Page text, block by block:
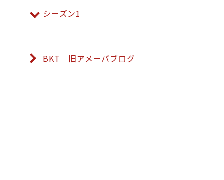
シーズン1
BKT 旧アメーバブログ